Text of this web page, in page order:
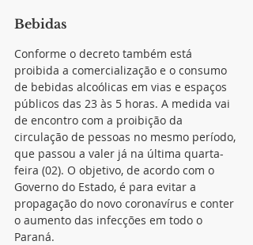
Bebidas
Conforme o decreto também está
proibida a comercialização e o consumo
de bebidas alcoólicas em vias e espaços
públicos das 23 às 5 horas. A medida vai
de encontro com a proibição da
circulação de pessoas no mesmo período,
que passou a valer já na última quarta-
feira (02). O objetivo, de acordo com o
Governo do Estado, é para evitar a
propagação do novo coronavírus e conter
o aumento das infecções em todo o
Paraná.